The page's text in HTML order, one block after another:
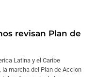
revisan Plan de
Latina y el Caribe
la marcha del Plan de Accion